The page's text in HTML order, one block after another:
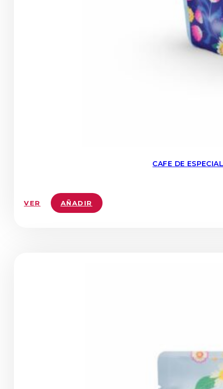
CAFE DE
VER AÑADIR